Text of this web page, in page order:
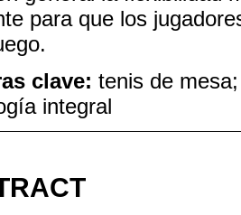
para que los
clave: tenis de
integral